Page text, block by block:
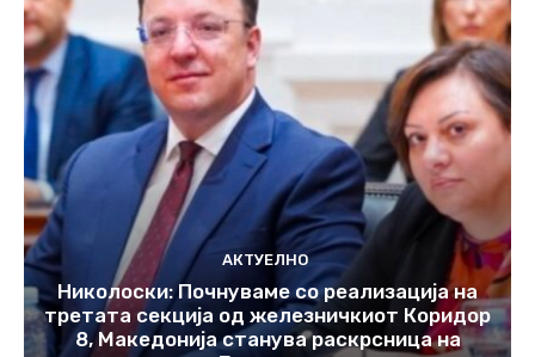
АКТУЕЛНО
Николоски: Почнуваме со реализација на
третата секција од железничкиот Коридор
8, Македонија станува раскрсница на